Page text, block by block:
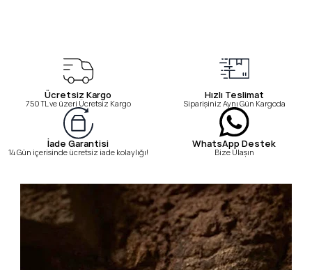
Ücretsiz Kargo
750 TL ve üzeri Ücretsiz Kargo
Hızlı Teslimat
Siparişiniz Aynı Gün Kargoda
İade Garantisi
14 Gün içerisinde ücretsiz iade kolaylığı!
WhatsApp Destek
Bize Ulaşın